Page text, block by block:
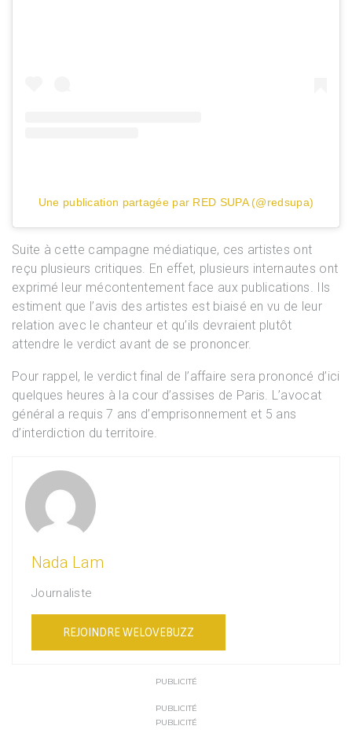
Une publication partagée par RED SUPA (@redsupa)
Suite à cette campagne médiatique, ces artistes ont
reçu plusieurs critiques. En effet, plusieurs internautes ont
exprimé leur mécontentement face aux publications. Ils
estiment que l’avis des artistes est biaisé en vu de leur
relation avec le chanteur et qu’ils devraient plutôt
attendre le verdict avant de se prononcer.
Pour rappel, le verdict final de l’affaire sera prononcé d’ici
quelques heures à la cour d’assises de Paris. L’avocat
général a requis 7 ans d’emprisonnement et 5 ans
d’interdiction du territoire.
Nada Lam
Journaliste
REJOINDRE WELOVEBUZZ
PUBLICITÉ
PUBLICITÉ
PUBLICITÉ